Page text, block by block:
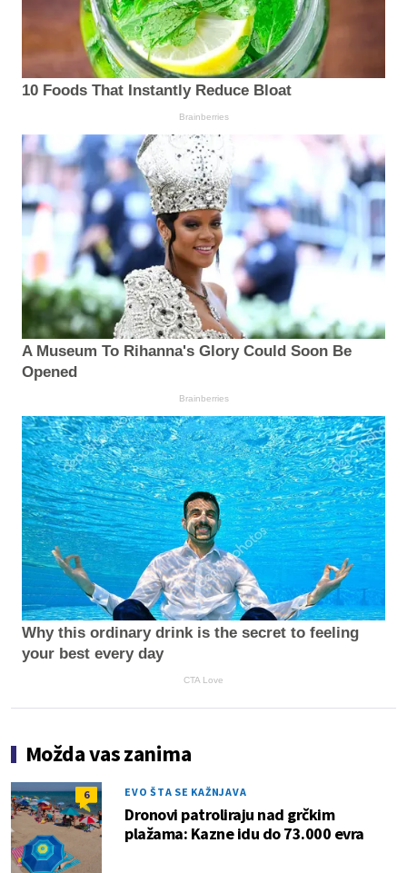
10 Foods That Instantly Reduce Bloat
Brainberries
A Museum To Rihanna's Glory Could Soon Be
Opened
Brainberries
Why this ordinary drink is the secret to feeling
your best every day
CTA Love
Možda vas zanima
6 EVO ŠTA SE KAŽNJAVA
Dronovi patroliraju nad grčkim
plažama: Kazne idu do 73.000 evra